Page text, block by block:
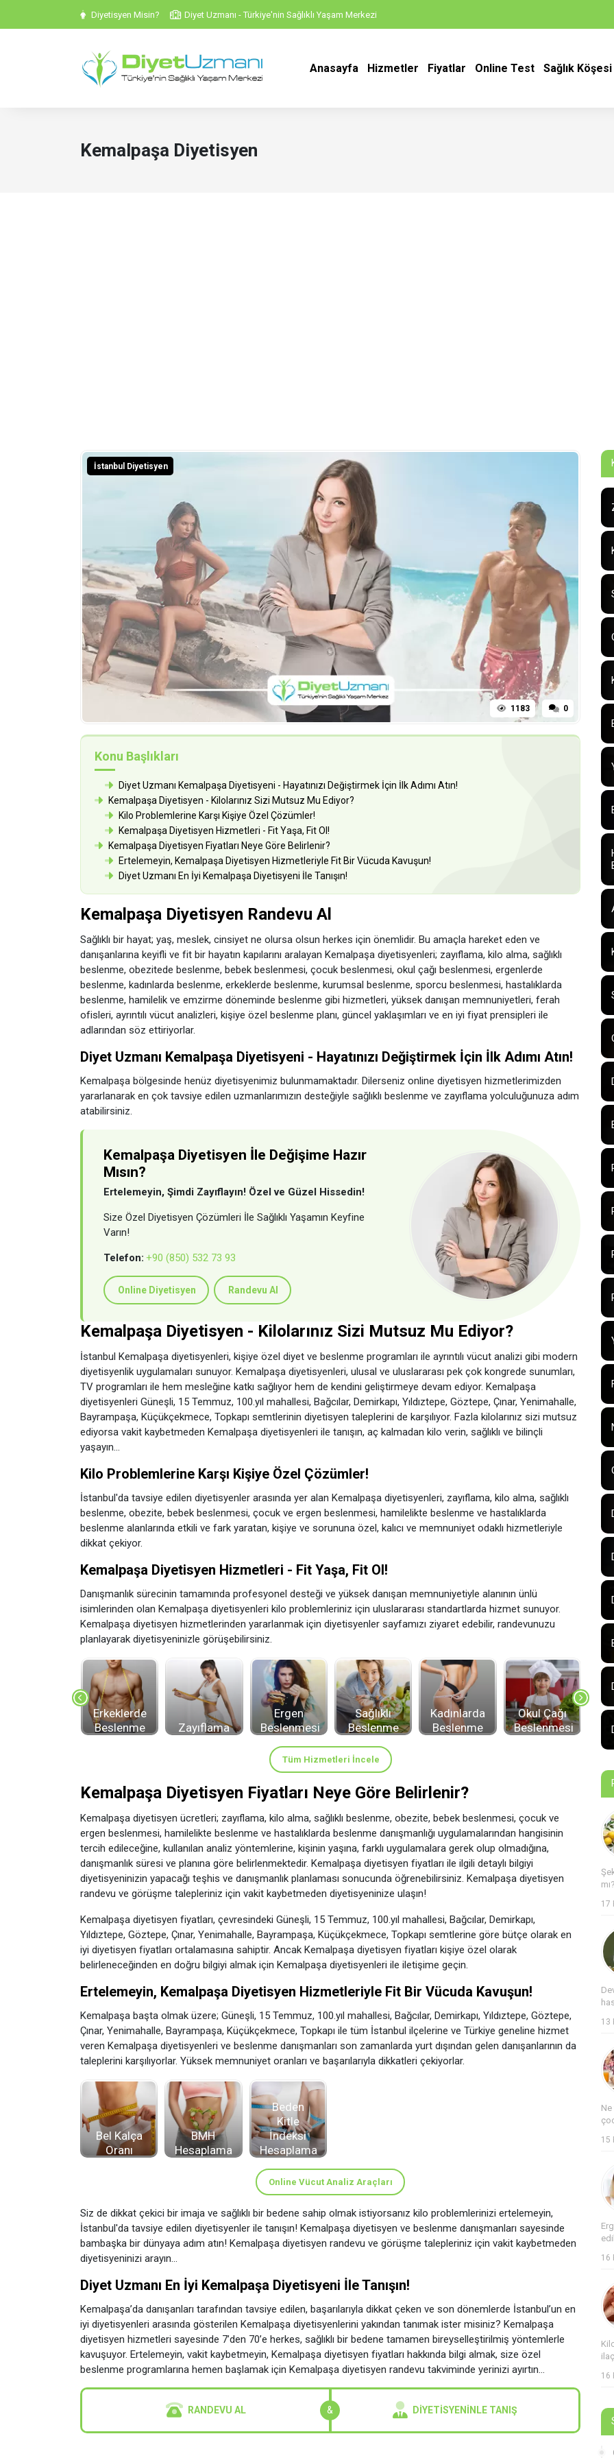
Diyetisyen Misin? Diyet Uzmanı - Türkiye'nin Sağlıklı Yaşam Merkezi
Anasayfa Hizmetler Fiyatlar Online Test Sağlık Köşesi
Kemalpaşa Diyetisyen
İstanbul Diyetisyen
1183 0
Konu Başlıkları
Diyet Uzmanı Kemalpaşa Diyetisyeni - Hayatınızı Değiştirmek İçin İlk Adımı Atın!
Kemalpaşa Diyetisyen - Kilolarınız Sizi Mutsuz Mu Ediyor?
Kilo Problemlerine Karşı Kişiye Özel Çözümler!
Kemalpaşa Diyetisyen Hizmetleri - Fit Yaşa, Fit Ol!
Kemalpaşa Diyetisyen Fiyatları Neye Göre Belirlenir?
Ertelemeyin, Kemalpaşa Diyetisyen Hizmetleriyle Fit Bir Vücuda Kavuşun!
Diyet Uzmanı En İyi Kemalpaşa Diyetisyeni İle Tanışın!
Kemalpaşa Diyetisyen Randevu Al
Sağlıklı bir hayat; yaş, meslek, cinsiyet ne olursa olsun herkes için önemlidir. Bu amaçla hareket eden ve
danışanlarına keyifli ve fit bir hayatın kapılarını aralayan Kemalpaşa diyetisyenleri; zayıflama, kilo alma, sağlıklı
beslenme, obezitede beslenme, bebek beslenmesi, çocuk beslenmesi, okul çağı beslenmesi, ergenlerde
beslenme, kadınlarda beslenme, erkeklerde beslenme, kurumsal beslenme, sporcu beslenmesi, hastalıklarda
beslenme, hamilelik ve emzirme döneminde beslenme gibi hizmetleri, yüksek danışan memnuniyetleri, ferah
ofisleri, ayrıntılı vücut analizleri, kişiye özel beslenme planı, güncel yaklaşımları ve en iyi fiyat prensipleri ile
adlarından söz ettiriyorlar.
Diyet Uzmanı Kemalpaşa Diyetisyeni - Hayatınızı Değiştirmek İçin İlk Adımı Atın!
Kemalpaşa bölgesinde henüz diyetisyenimiz bulunmamaktadır. Dilerseniz online diyetisyen hizmetlerimizden
yararlanarak en çok tavsiye edilen uzmanlarımızın desteğiyle sağlıklı beslenme ve zayıflama yolculuğunuza adım
atabilirsiniz.
Kemalpaşa Diyetisyen İle Değişime Hazır
Mısın?
Ertelemeyin, Şimdi Zayıflayın! Özel ve Güzel Hissedin!
Size Özel Diyetisyen Çözümleri İle Sağlıklı Yaşamın Keyfine
Varın!
Telefon: +90 (850) 532 73 93
Online Diyetisyen Randevu Al
Kemalpaşa Diyetisyen - Kilolarınız Sizi Mutsuz Mu Ediyor?
İstanbul Kemalpaşa diyetisyenleri, kişiye özel diyet ve beslenme programları ile ayrıntılı vücut analizi gibi modern
diyetisyenlik uygulamaları sunuyor. Kemalpaşa diyetisyenleri, ulusal ve uluslararası pek çok kongrede sunumları,
TV programları ile hem mesleğine katkı sağlıyor hem de kendini geliştirmeye devam ediyor. Kemalpaşa
diyetisyenleri Güneşli, 15 Temmuz, 100.yıl mahallesi, Bağcılar, Demirkapı, Yıldıztepe, Göztepe, Çınar, Yenimahalle,
Bayrampaşa, Küçükçekmece, Topkapı semtlerinin diyetisyen taleplerini de karşılıyor. Fazla kilolarınız sizi mutsuz
ediyorsa vakit kaybetmeden Kemalpaşa diyetisyenleri ile tanışın, aç kalmadan kilo verin, sağlıklı ve bilinçli
yaşayın...
Kilo Problemlerine Karşı Kişiye Özel Çözümler!
İstanbul'da tavsiye edilen diyetisyenler arasında yer alan Kemalpaşa diyetisyenleri, zayıflama, kilo alma, sağlıklı
beslenme, obezite, bebek beslenmesi, çocuk ve ergen beslenmesi, hamilelikte beslenme ve hastalıklarda
beslenme alanlarında etkili ve fark yaratan, kişiye ve sorununa özel, kalıcı ve memnuniyet odaklı hizmetleriyle
dikkat çekiyor.
Kemalpaşa Diyetisyen Hizmetleri - Fit Yaşa, Fit Ol!
Danışmanlık sürecinin tamamında profesyonel desteği ve yüksek danışan memnuniyetiyle alanının ünlü
isimlerinden olan Kemalpaşa diyetisyenleri kilo problemleriniz için uluslararası standartlarda hizmet sunuyor.
Kemalpaşa diyetisyen hizmetlerinden yararlanmak için diyetisyenler sayfamızı ziyaret edebilir, randevunuzu
planlayarak diyetisyeninizle görüşebilirsiniz.
Erkeklerde
Beslenme
Zayıflama
Ergen
Beslenmesi
Sağlıklı
Beslenme
Kadınlarda
Beslenme
Okul Çağı
Beslenmesi
Tüm Hizmetleri İncele
Kemalpaşa Diyetisyen Fiyatları Neye Göre Belirlenir?
Kemalpaşa diyetisyen ücretleri; zayıflama, kilo alma, sağlıklı beslenme, obezite, bebek beslenmesi, çocuk ve
ergen beslenmesi, hamilelikte beslenme ve hastalıklarda beslenme danışmanlığı uygulamalarından hangisinin
tercih edileceğine, kullanılan analiz yöntemlerine, kişinin yaşına, farklı uygulamalara gerek olup olmadığına,
danışmanlık süresi ve planına göre belirlenmektedir. Kemalpaşa diyetisyen fiyatları ile ilgili detaylı bilgiyi
diyetisyeninizin yapacağı teşhis ve danışmanlık planlaması sonucunda öğrenebilirsiniz. Kemalpaşa diyetisyen
randevu ve görüşme talepleriniz için vakit kaybetmeden diyetisyeninize ulaşın!
Kemalpaşa diyetisyen fiyatları, çevresindeki Güneşli, 15 Temmuz, 100.yıl mahallesi, Bağcılar, Demirkapı,
Yıldıztepe, Göztepe, Çınar, Yenimahalle, Bayrampaşa, Küçükçekmece, Topkapı semtlerine göre bütçe olarak en
iyi diyetisyen fiyatları ortalamasına sahiptir. Ancak Kemalpaşa diyetisyen fiyatları kişiye özel olarak
belirleneceğinden en doğru bilgiyi almak için Kemalpaşa diyetisyenleri ile iletişime geçin.
Ertelemeyin, Kemalpaşa Diyetisyen Hizmetleriyle Fit Bir Vücuda Kavuşun!
Kemalpaşa başta olmak üzere; Güneşli, 15 Temmuz, 100.yıl mahallesi, Bağcılar, Demirkapı, Yıldıztepe, Göztepe,
Çınar, Yenimahalle, Bayrampaşa, Küçükçekmece, Topkapı ile tüm İstanbul ilçelerine ve Türkiye geneline hizmet
veren Kemalpaşa diyetisyenleri ve beslenme danışmanları son zamanlarda yurt dışından gelen danışanlarının da
taleplerini karşılıyorlar. Yüksek memnuniyet oranları ve başarılarıyla dikkatleri çekiyorlar.
Bel Kalça
Oranı
BMH
Hesaplama
Beden
Kitle
İndeksi
Hesaplama
Online Vücut Analiz Araçları
Siz de dikkat çekici bir imaja ve sağlıklı bir bedene sahip olmak istiyorsanız kilo problemlerinizi ertelemeyin,
İstanbul'da tavsiye edilen diyetisyenler ile tanışın! Kemalpaşa diyetisyen ve beslenme danışmanları sayesinde
bambaşka bir dünyaya adım atın! Kemalpaşa diyetisyen randevu ve görüşme talepleriniz için vakit kaybetmeden
diyetisyeninizi arayın...
Diyet Uzmanı En İyi Kemalpaşa Diyetisyeni İle Tanışın!
Kemalpaşa’da danışanları tarafından tavsiye edilen, başarılarıyla dikkat çeken ve son dönemlerde İstanbul’un en
iyi diyetisyenleri arasında gösterilen Kemalpaşa diyetisyenlerini yakından tanımak ister misiniz? Kemalpaşa
diyetisyen hizmetleri sayesinde 7’den 70’e herkes, sağlıklı bir bedene tamamen bireyselleştirilmiş yöntemlerle
kavuşuyor. Ertelemeyin, vakit kaybetmeyin, Kemalpaşa diyetisyen fiyatları hakkında bilgi almak, size özel
beslenme programlarına hemen başlamak için Kemalpaşa diyetisyen randevu takviminde yerinizi ayırtın...
RANDEVU AL & DIYETISYENINLE TANIŞ
17
13
15
16
16